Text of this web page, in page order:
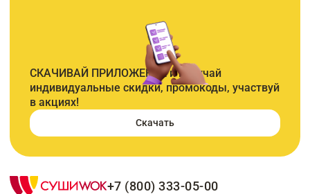
СКАЧИВАЙ ПРИЛОЖЕНИЕ и получай
индивидуальные скидки, промокоды, участвуй
в акциях!
Скачать
+7 (800) 333-05-00